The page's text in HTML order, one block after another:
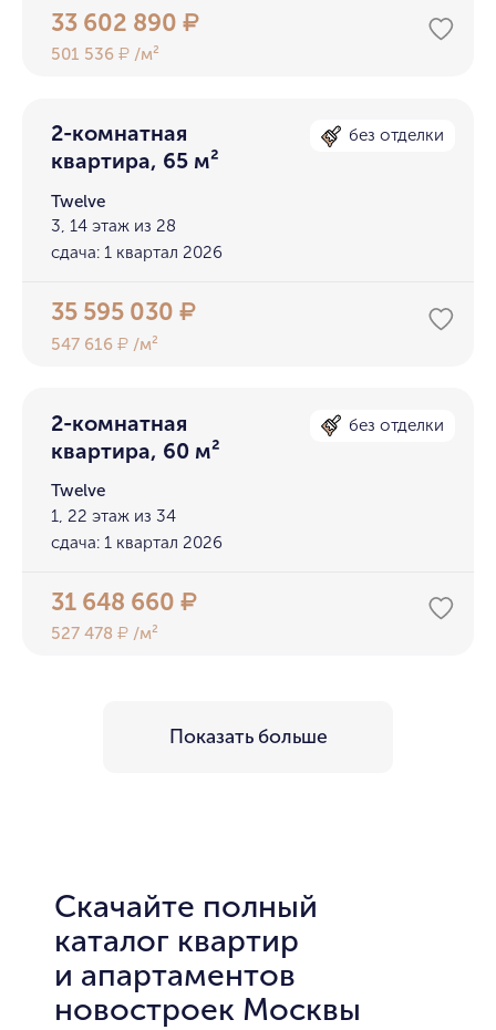
33 602 890₽
501 536₽ /м²
2-комнатная
квартира, 65 м²
без отделки
Twelve
3, 14 этаж из 28
сдача: 1 квартал 2026
35 595 030₽
547 616₽ /м²
2-комнатная
квартира, 60 м²
без отделки
Twelve
1, 22 этаж из 34
сдача: 1 квартал 2026
31 648 660₽
527 478₽ /м²
Показать больше
Скачайте полный
каталог квартир
и апартаментов
новостроек Москвы